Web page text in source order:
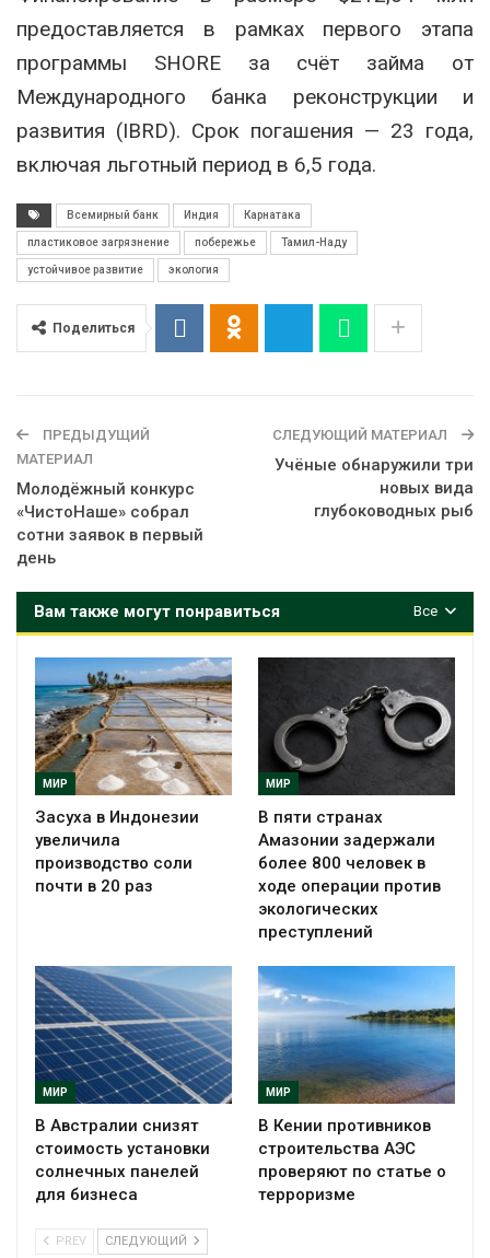
предоставляется в рамках первого этапа
программы SHORE за счёт займа от
Международного банка реконструкции и
развития (IBRD). Срок погашения — 23 года,
включая льготный период в 6,5 года.
Всемирный банк Индия Карнатака
пластиковое загрязнение побережье Тамил-Наду
устойчивое развитие экология
Поделиться
ПРЕДЫДУЩИЙ
МАТЕРИАЛ
Молодёжный конкурс
«ЧистоНаше» собрал
сотни заявок в первый
день
СЛЕДУЮЩИЙ МАТЕРИАЛ
Учёные обнаружили три
новых вида
глубоководных рыб
Все
Вам также могут понравиться
МИР
Засуха в Индонезии
увеличила
производство соли
почти в 20 раз
МИР
В пяти странах
Амазонии задержали
более 800 человек в
ходе операции против
экологических
преступлений
МИР
В Австралии снизят
стоимость установки
солнечных панелей
для бизнеса
МИР
В Кении противников
строительства АЭС
проверяют по статье о
терроризме
PREV СЛЕДУЮЩИЙ